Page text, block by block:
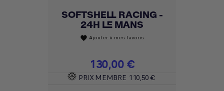
SOFTSHELL RACING -
24H LE MANS
favorite Ajouter à mes favoris
Prix
130,00 €
PRIX MEMBRE 110,50 €